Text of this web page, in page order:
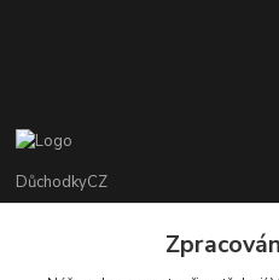
DůchodkyCZ
+420 412384749